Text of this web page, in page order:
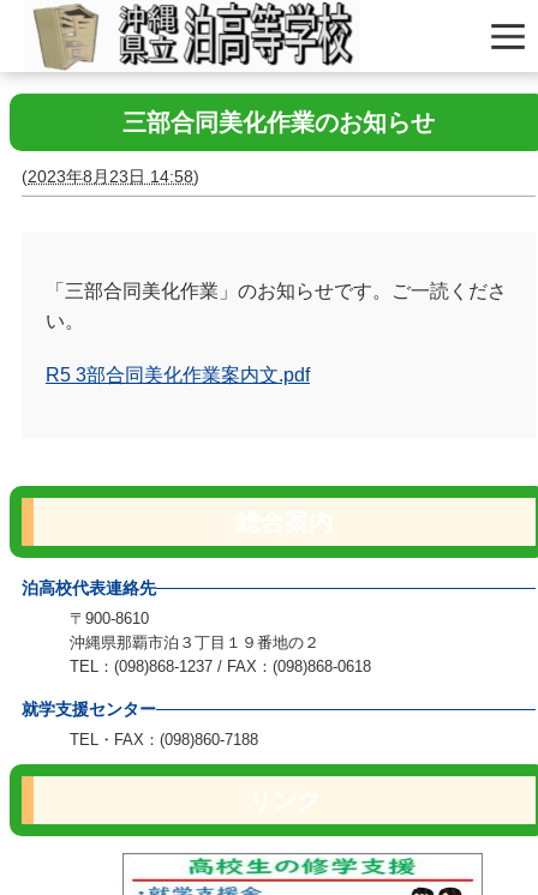
三部合同美化作業のお知らせ
(2023年8月23日 14:58)
「三部合同美化作業」のお知らせです。ご一読くださ
い。
R5 3部合同美化作業案内文.pdf
泊高校代表連絡先
〒900-8610
沖縄県那覇市泊３丁目１９番地の２
TEL：(098)868-1237 / FAX：(098)868-0618
就学支援センター
TEL・FAX：(098)860-7188